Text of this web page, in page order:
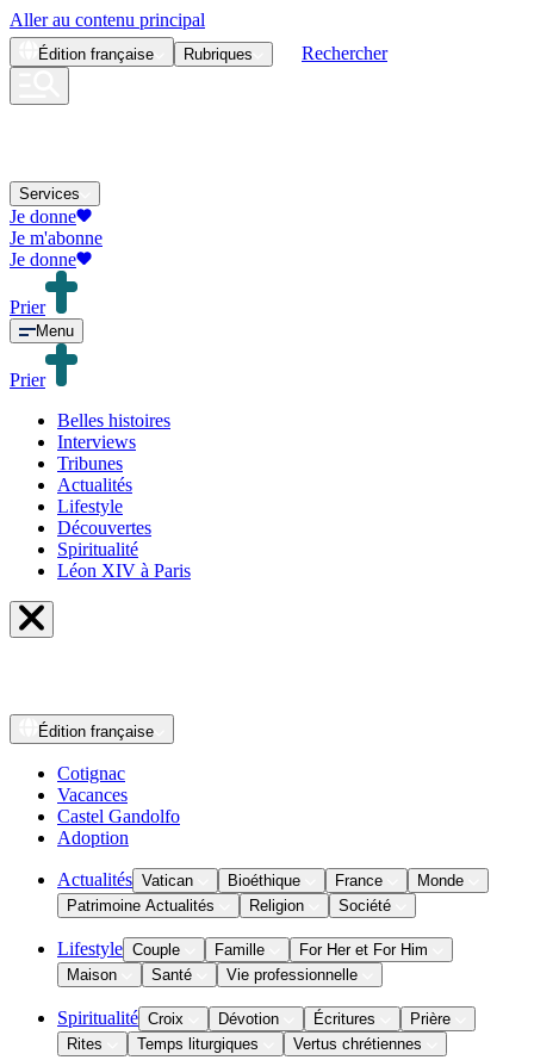
Aller au contenu principal
Édition française Rubriques Rechercher
Services
Je donne
Je m'abonne
Je donne
Prier
Menu
Prier
Belles histoires
Interviews
Tribunes
Actualités
Lifestyle
Découvertes
Spiritualité
Léon XIV à Paris
Édition française
Cotignac
Vacances
Castel Gandolfo
Adoption
Actualités Vatican Bioéthique France
Monde
Patrimoine Actualités
Religion Société
Lifestyle Couple Famille
For Her et For Him
Maison
Santé Vie professionnelle
Spiritualité Croix Dévotion Écritures
Prière
Rites
Temps liturgiques Vertus chrétiennes